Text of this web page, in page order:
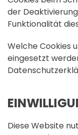
der
Funktionalität
Welche Cookies
eingesetzt
Diese Website